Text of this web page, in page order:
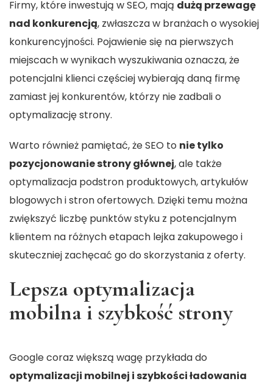
Firmy, które inwestują w SEO, mają dużą przewagę
nad konkurencją, zwłaszcza w branżach o wysokiej
konkurencyjności. Pojawienie się na pierwszych
miejscach w wynikach wyszukiwania oznacza, że
potencjalni klienci częściej wybierają daną firmę
zamiast jej konkurentów, którzy nie zadbali o
optymalizację strony.
Warto również pamiętać, że SEO to nie tylko
pozycjonowanie strony głównej, ale także
optymalizacja podstron produktowych, artykułów
blogowych i stron ofertowych. Dzięki temu można
zwiększyć liczbę punktów styku z potencjalnym
klientem na różnych etapach lejka zakupowego i
skuteczniej zachęcać go do skorzystania z oferty.
Lepsza optymalizacja
mobilna i szybkość strony
Google coraz większą wagę przykłada do
optymalizacji mobilnej i szybkości ładowania